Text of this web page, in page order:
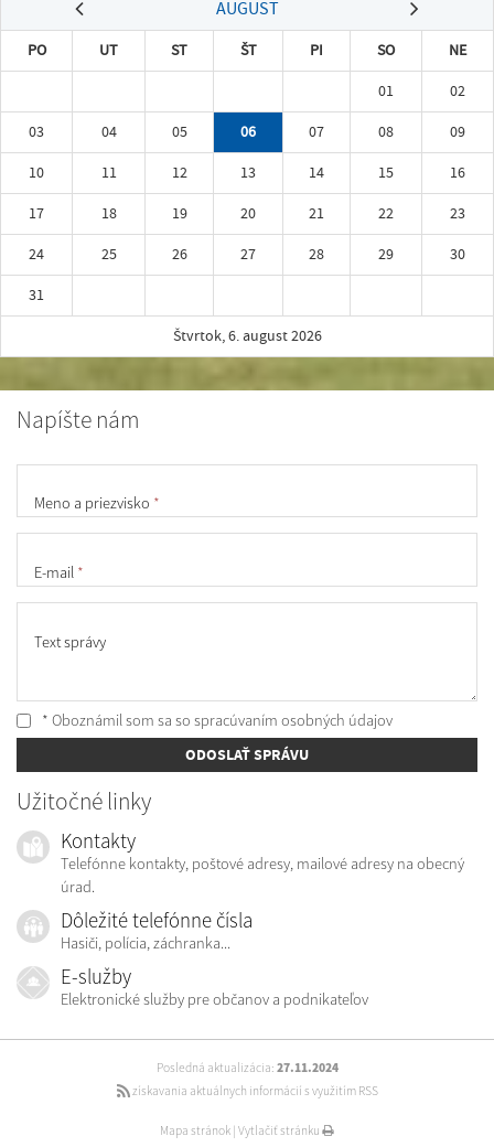
AUGUST
PO UT ST ŠT PI SO
NE
01
02
03
04 05 06 07 08
09
10
11 12 13 14 15
16
17
18 19 20 21 22
23
24
25 26 27 28 29
30
31
Štvrtok, 6. august 2026
Napíšte nám
Meno a priezvisko *
E-mail *
Text správy
* Oboznámil som sa so spracúvaním osobných údajov
ODOSLAŤ SPRÁVU
Užitočné linky
Kontakty
Telefónne kontakty, poštové adresy, mailové adresy na obecný
úrad.
Dôležité telefónne čísla
Hasiči, polícia, záchranka...
E-služby
Elektronické služby pre občanov a podnikateľov
Posledná aktualizácia: 27.11.2024
získavania aktuálnych informácií s využitím RSS
Mapa stránok Vytlačiť stránku